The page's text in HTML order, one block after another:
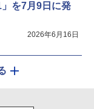
を7月9日に発
2026年6月16日